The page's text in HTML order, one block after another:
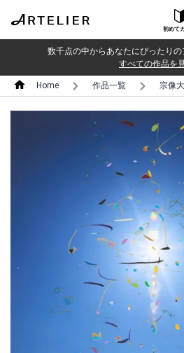
初めて
数千点の中からあなたにぴったり
すべての作品を
Home 作品一覧 宗像